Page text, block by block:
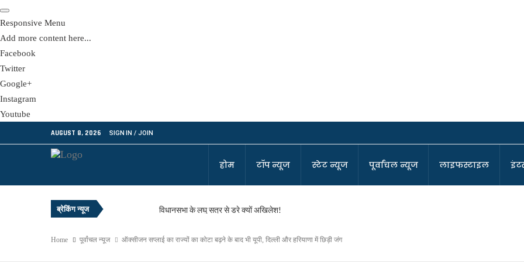
Responsive Menu
Add more content here...
Facebook
Twitter
Google+
Instagram
Youtube
AUGUST 8, 2026 SIGN IN / JOIN
होम टॉप न्यूज स्टेट न्यूज पूर्वांचल न्यूज लाइफस्टाइल
ब्रेकिंग न्यूज
विधानसभा के लघु सत्र से डरे क्यों अखिलेश!
नाकाम रहा विपक्ष, जीत गई सीजेपी!
Home पूर्वांचल न्यूज ऑक्सीजन सप्लाई का राज्यों का कोटा बढ़ने के बाद भी यूपी, दिल्ली और हरियाणा में छिड़ी जंग